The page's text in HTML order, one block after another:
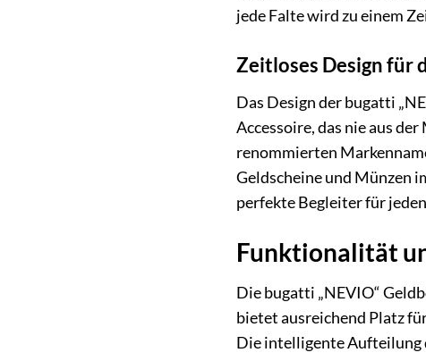
jede Falte wird zu einem
Zeitloses Design für
Das Design der bugatti
Accessoire, das nie aus
renommierten
Geldscheine und Münzen
perfekte Begleiter für
Funktionalität
Die bugatti „NEVIO“
bietet ausreichend Platz
Die intelligente Aufteilung